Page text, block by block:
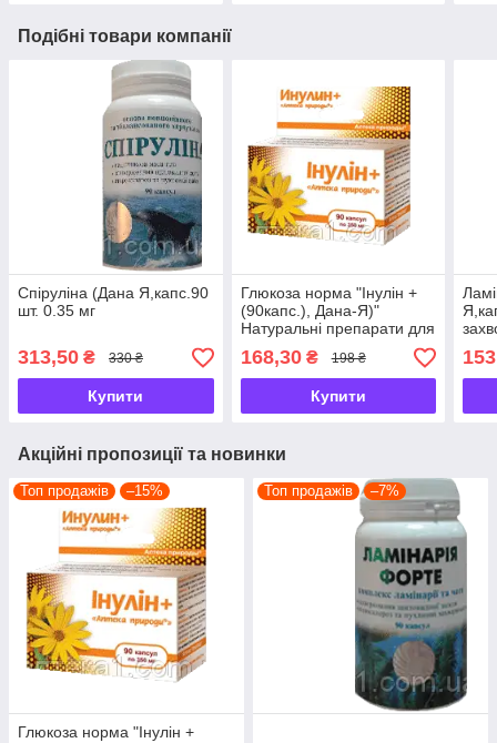
Подібні товари компанії
Спіруліна (Дана Я,капс.90
шт. 0.35 мг
313,50 ₴ 330 ₴
Купити
Глюкоза норма "Інулін +
(90капс.), Дана-Я)"
Натуральні препарати для
діабету
168,30₴ 198 ₴
Купити
Акційні пропозиції та новинки
Топ продажів –15%
Глюкоза норма "Інулін +
Топ продажів –7%